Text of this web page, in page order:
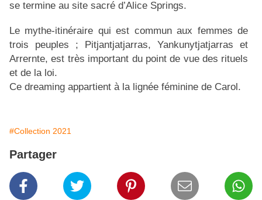
se termine au site sacré d’Alice Springs.
Le mythe-itinéraire qui est commun aux femmes de
trois peuples ; Pitjantjatjarras, Yankunytjatjarras et
Arrernte, est très important du point de vue des rituels
et de la loi.
Ce dreaming appartient à la lignée féminine de Carol.
#Collection 2021
Partager